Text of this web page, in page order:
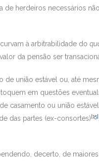
de herdeiros necessários
à arbitrabilidade do
da pensão ser
de união estável ou, até
em questões
casamento ou união
das partes (ex-consortes)[15]
decerto, de